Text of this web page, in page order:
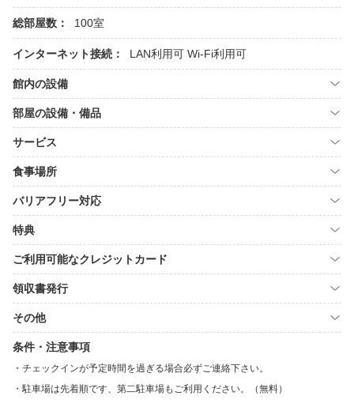
総部屋数： 100室
インターネット接続： LAN利用可 Wi-Fi利用可
館内の設備
部屋の設備・備品
サービス
食事場所
バリアフリー対応
特典
ご利用可能なクレジットカード
領収書発行
その他
条件・注意事項
チェックインが予定時間を過ぎる場合必ずご連絡下さい。
駐車場は先着順です、第二駐車場もご利用ください。（無料）